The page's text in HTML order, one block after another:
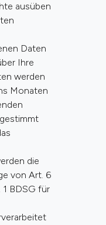
ausüben
Daten
Ihre
werden
Monaten
die
von Art. 6
1 BDSG für